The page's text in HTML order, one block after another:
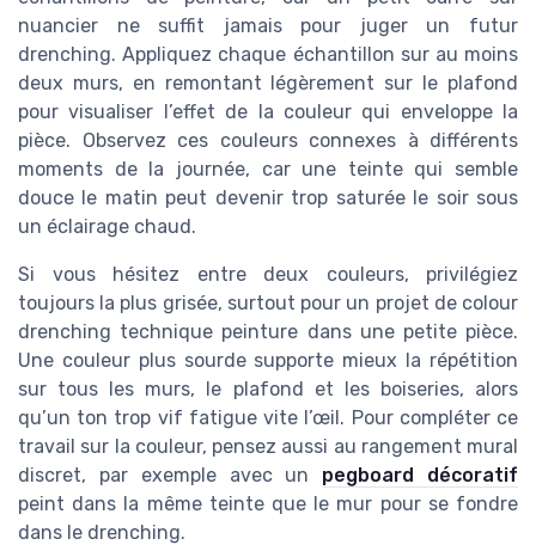
nuancier ne suffit jamais pour juger un futur
drenching. Appliquez chaque échantillon sur au moins
deux murs, en remontant légèrement sur le plafond
pour visualiser l’effet de la couleur qui enveloppe la
pièce. Observez ces couleurs connexes à différents
moments de la journée, car une teinte qui semble
douce le matin peut devenir trop saturée le soir sous
un éclairage chaud.
Si vous hésitez entre deux couleurs, privilégiez
toujours la plus grisée, surtout pour un projet de colour
drenching technique peinture dans une petite pièce.
Une couleur plus sourde supporte mieux la répétition
sur tous les murs, le plafond et les boiseries, alors
qu’un ton trop vif fatigue vite l’œil. Pour compléter ce
travail sur la couleur, pensez aussi au rangement mural
discret, par exemple avec un pegboard décoratif
peint dans la même teinte que le mur pour se fondre
dans le drenching.